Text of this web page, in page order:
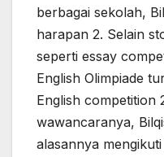
berbagai sekolah,
harapan 2. Selain
seperti essay
English Olimpiade
English competition
wawancaranya,
alasannya